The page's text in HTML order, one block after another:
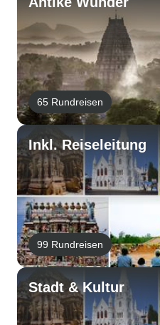
65 Rundreisen
Inkl. Reiseleitung
99 Rundreisen
Stadt & Kultur